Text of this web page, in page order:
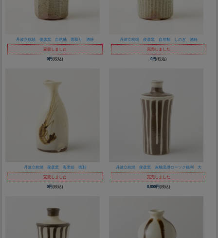
丹波立杭焼 俊彦窯 自然釉 面取り 酒杯
完売しました
0円(税込)
丹波立杭焼 俊彦窯 自然釉 しのぎ 酒杯
完売しました
0円(税込)
丹波立杭焼 俊彦窯 海老絵 徳利
完売しました
0円(税込)
丹波立杭焼 俊彦窯 灰釉流掛ローソク徳利 大
完売しました
8,800円(税込)